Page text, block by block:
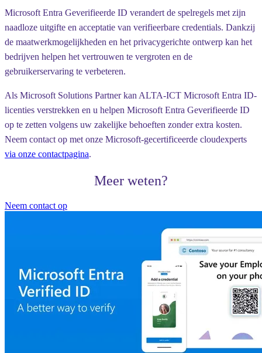
Microsoft Entra Geverifieerde ID verandert de spelregels met zijn
naadloze uitgifte en acceptatie van verifieerbare credentials. Dankzij
de maatwerkmogelijkheden en het privacygerichte ontwerp kan het
bedrijven helpen het vertrouwen te vergroten en de
gebruikerservaring te verbeteren.
Als Microsoft Solutions Partner kan ALTA-ICT Microsoft Entra ID-
licenties verstrekken en u helpen Microsoft Entra Geverifieerde ID
op te zetten volgens uw zakelijke behoeften zonder extra kosten.
Neem contact op met onze Microsoft-gecertificeerde cloudexperts
via onze contactpagina.
Meer weten?
Neem contact op